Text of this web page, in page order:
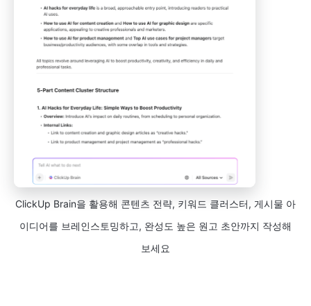
ClickUp Brain을 활용해 콘텐츠 전략, 키워드 클러스터, 게시물 아
이디어를 브레인스토밍하고, 완성도 높은 원고 초안까지 작성해
보세요